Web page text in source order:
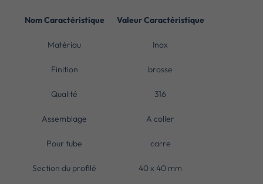
Nom Caractéristique Valeur Caractéristique
Matériau Inox
Finition brosse
Qualité 316
Assemblage A coller
Pour tube carre
Section du profilé 40 x 40 mm